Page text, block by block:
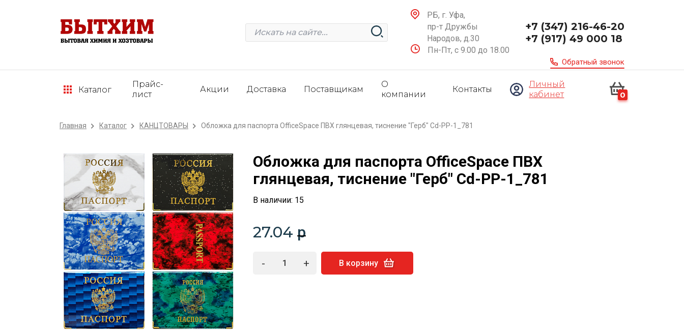
РБ, г. Уфа,
пр-т Дружбы
Народов, д.30
Пн-Пт, с 9.00 до 18.00
+7 (347) 216-46-20
+7 (917) 49 000 18
Обратный звонок
Каталог
Прайс-
лист
Акции Доставка Поставщикам
О
компании
Контакты
Личный
кабинет
0
Главная Каталог КАНЦТОВАРЫ Обложка для паспорта OfficeSpace ПВХ глянцевая, тиснение "Герб" Cd-PP-1_781
Обложка для паспорта OfficeSpace ПВХ
глянцевая, тиснение "Герб" Cd-PP-1_781
В наличии: 15
27.04 p
- + В корзину